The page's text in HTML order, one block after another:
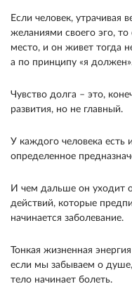
Если человек, утрачивая
желаниями своего эго,
место, и он живет тогда
а по принципу «я
Чувство долга – это,
развития, но не главный.
У каждого человека есть
определенное
И чем дальше он уходит
действий, которые
начинается заболевание.
Тонкая жизненная
если мы забываем о
тело начинает болеть.